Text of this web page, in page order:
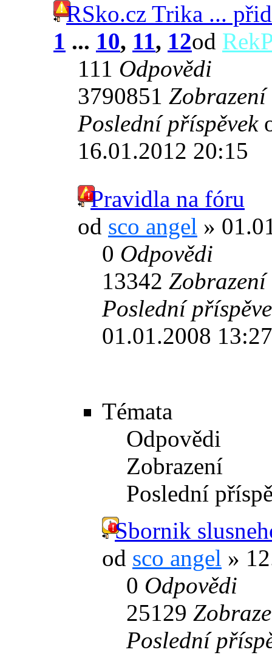
RSko.cz Trika ...
1 ... 10, 11, 12od
111 Odpovědi
3790851 Zobrazení
Poslední příspěvek
16.01.2012 20:15
Pravidla na fóru
od sco angel »
0 Odpovědi
13342 Zobrazení
Poslední
01.01.2008 13:27
Témata
Odpovědi
Zobrazení
Poslední
Sbornik
od sco angel »
0 Odpovědi
25129
Poslední